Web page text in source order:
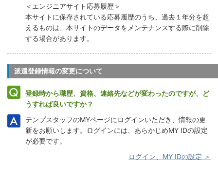
＜エンジニアサイト応募履歴＞
本サイトに保存されている応募履歴のうち、過去１年分を超
えるものは、本サイトのデータをメンテナンスする際に削除
する場合があります。
派遣登録情報の変更について
登録時から職歴、資格、連絡先などが変わったのですが、ど
うすれば良いですか？
テンプスタッフのMYページにログインいただき、情報の更
新をお願いします。ログインには、あらかじめMY IDの設定
が必要です。
ログイン、MY IDの設定 ＞